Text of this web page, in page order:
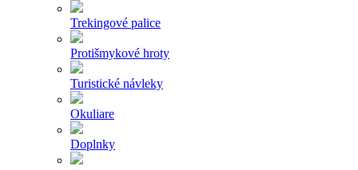
Trekingové palice
Protišmykové hroty
Turistické návleky
Okuliare
Doplnky